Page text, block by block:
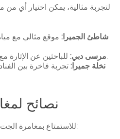
لتجربة مثالية، يمكن اختيار أي
شاطئ الجميرا:موقع مثالي مع
مرسى دبي:للباحثين عن الإثارة مع مناظر أفق دبي الحديثة.
نخلة جميرا:تجربة فاخرة بين
نصائح
للاستمتاع بمغامرة الجت سكي بأمان، اتبع هذه النصائح: